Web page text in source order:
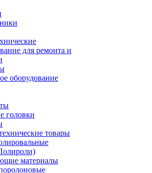
для ремонта и
оборудование
головки
товары
материалы